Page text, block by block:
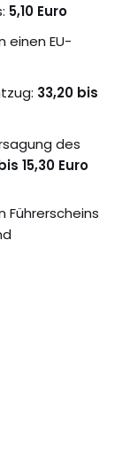
5,10 Euro
einen EU-
33,20 bis
des
15,30 Euro
Führerscheins